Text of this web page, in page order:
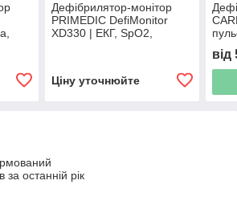
Дефібрилятор-монітор
PRIMEDIC DefiMonitor
XD330 | ЕКГ, SpO2,
Ціну уточнюйте
від
за останній рік